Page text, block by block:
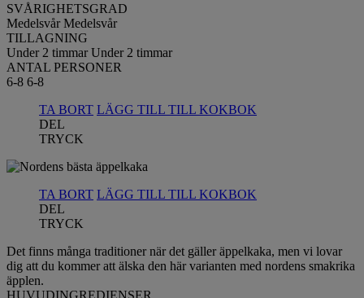
SVÅRIGHETSGRAD
Medelsvår Medelsvår
TILLAGNING
Under 2 timmar Under 2 timmar
ANTAL PERSONER
6-8 6-8
TA BORT LÄGG TILL TILL KOKBOK
DEL
TRYCK
TA BORT LÄGG TILL TILL KOKBOK
DEL
TRYCK
Det finns många traditioner när det gäller äppelkaka, men vi lovar
dig att du kommer att älska den här varianten med nordens smakrika
äpplen.
HUVUDINGREDIENSER